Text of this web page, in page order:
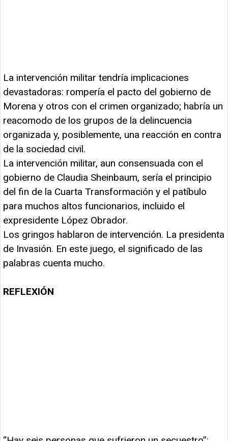
La intervención militar tendría implicaciones
devastadoras: rompería el pacto del gobierno de
Morena y otros con el crimen organizado; habría un
reacomodo de los grupos de la delincuencia
organizada y, posiblemente, una reacción en contra
de la sociedad civil.
La intervención militar, aun consensuada con el
gobierno de Claudia Sheinbaum, sería el principio
del fin de la Cuarta Transformación y el patíbulo
para muchos altos funcionarios, incluido el
expresidente López Obrador.
Los gringos hablaron de intervención. La presidenta
de Invasión. En este juego, el significado de las
palabras cuenta mucho.
REFLEXIÓN